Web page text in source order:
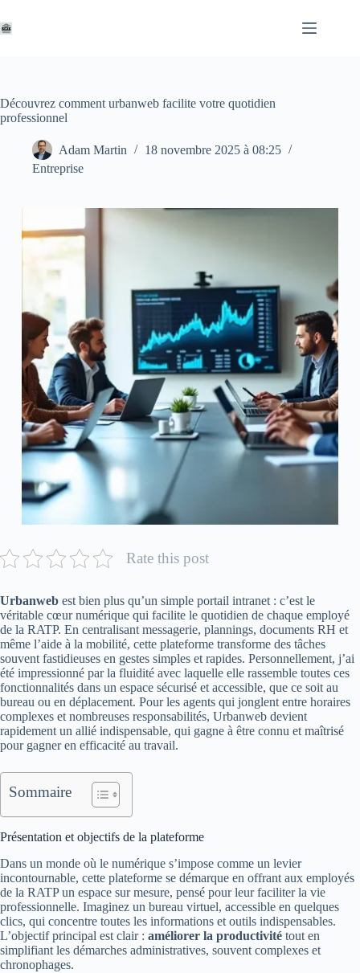
au
contenu
Découvrez comment urbanweb facilite votre quotidien
professionnel
Adam Martin
18 novembre 2025 à 08:25
Entreprise
Rate this post
Urbanweb est bien plus qu’un simple portail intranet : c’est le
véritable cœur numérique qui facilite le quotidien de chaque employé
de la RATP. En centralisant messagerie, plannings, documents RH et
même l’aide à la mobilité, cette plateforme transforme des tâches
souvent fastidieuses en gestes simples et rapides. Personnellement, j’ai
été impressionné par la fluidité avec laquelle elle rassemble toutes ces
fonctionnalités dans un espace sécurisé et accessible, que ce soit au
bureau ou en déplacement. Pour les agents qui jonglent entre horaires
complexes et nombreuses responsabilités, Urbanweb devient
rapidement un allié indispensable, qui gagne à être connu et maîtrisé
pour gagner en efficacité au travail.
Sommaire
Présentation et objectifs de la plateforme
Dans un monde où le numérique s’impose comme un levier
incontournable, cette plateforme se démarque en offrant aux employés
de la RATP un espace sur mesure, pensé pour leur faciliter la vie
professionnelle. Imaginez un bureau virtuel, accessible en quelques
clics, qui concentre toutes les informations et outils indispensables.
L’objectif principal est clair : améliorer la productivité tout en
simplifiant les démarches administratives, souvent complexes et
chronophages.